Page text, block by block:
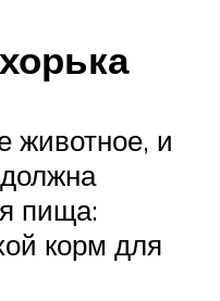
животное, и
пища:
корм для